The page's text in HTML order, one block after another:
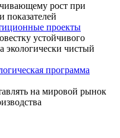
рост при
показателей
проекты
устойчивого
экологически чистый
программа
на мировой рынок